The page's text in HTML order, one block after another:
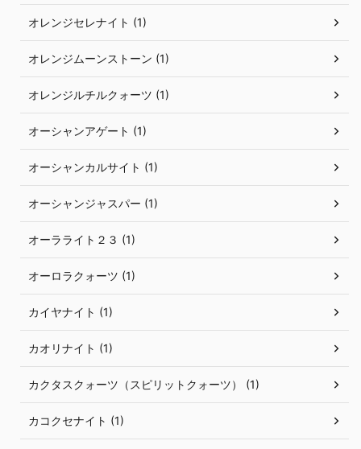
オレンジセレナイト (1)
オレンジムーンストーン (1)
オレンジルチルクォーツ (1)
オーシャンアゲート (1)
オーシャンカルサイト (1)
オーシャンジャスパー (1)
オーラライト２３ (1)
オーロラクォーツ (1)
カイヤナイト (1)
カオリナイト (1)
カクタスクォーツ（スピリットクォーツ） (1)
カコクセナイト (1)